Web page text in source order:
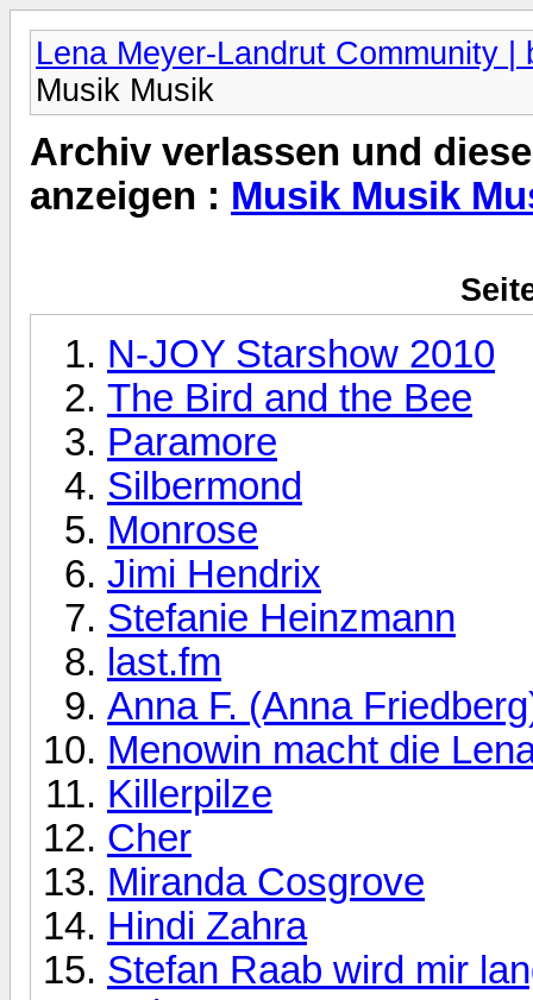
Lena Meyer-Landrut Community |
Musik Musik
Archiv verlassen und
anzeigen : Musik Musik
N-JOY Starshow 2010
The Bird and the Bee
Paramore
Silbermond
Monrose
Jimi Hendrix
Stefanie Heinzmann
last.fm
Anna F. (Anna
Menowin macht die
Killerpilze
Cher
Miranda Cosgrove
Hindi Zahra
Stefan Raab wird mir